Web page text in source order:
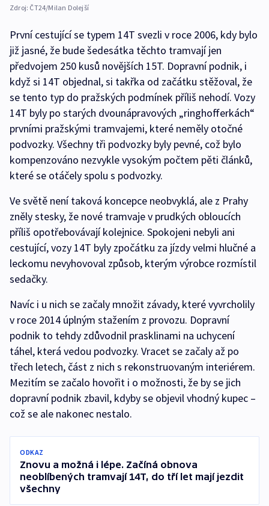
Zdroj: ČT24/Milan Dolejší
První cestující se typem 14T svezli v roce 2006, kdy bylo
již jasné, že bude šedesátka těchto tramvají jen
předvojem 250 kusů novějších 15T. Dopravní podnik, i
když si 14T objednal, si takřka od začátku stěžoval, že
se tento typ do pražských podmínek příliš nehodí. Vozy
14T byly po starých dvounápravových „ringhofferkách“
prvními pražskými tramvajemi, které neměly otočné
podvozky. Všechny tři podvozky byly pevné, což bylo
kompenzováno nezvykle vysokým počtem pěti článků,
které se otáčely spolu s podvozky.
Ve světě není taková koncepce neobvyklá, ale z Prahy
zněly stesky, že nové tramvaje v prudkých obloucích
příliš opotřebovávají kolejnice. Spokojeni nebyli ani
cestující, vozy 14T byly zpočátku za jízdy velmi hlučné a
leckomu nevyhovoval způsob, kterým výrobce rozmístil
sedačky.
Navíc i u nich se začaly množit závady, které vyvrcholily
v roce 2014 úplným stažením z provozu. Dopravní
podnik to tehdy zdůvodnil prasklinami na uchycení
táhel, která vedou podvozky. Vracet se začaly až po
třech letech, část z nich s rekonstruovaným interiérem.
Mezitím se začalo hovořit i o možnosti, že by se jich
dopravní podnik zbavil, kdyby se objevil vhodný kupec –
což se ale nakonec nestalo.
ODKAZ
Znovu a možná i lépe. Začíná obnova
neoblíbených tramvají 14T, do tří let mají jezdit
všechny